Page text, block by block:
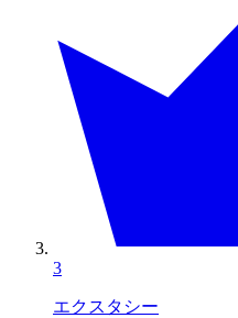
3
エクスタシー